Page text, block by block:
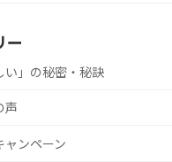
ー
い」の秘密・秘訣
声
ャンペーン